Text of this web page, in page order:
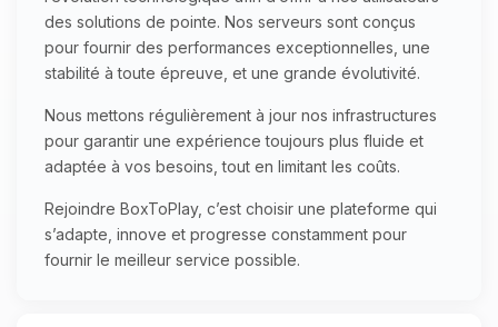
des solutions de pointe. Nos serveurs sont conçus
pour fournir des performances exceptionnelles, une
stabilité à toute épreuve, et une grande évolutivité.
Nous mettons régulièrement à jour nos infrastructures
pour garantir une expérience toujours plus fluide et
adaptée à vos besoins, tout en limitant les coûts.
Rejoindre BoxToPlay, c’est choisir une plateforme qui
s’adapte, innove et progresse constamment pour
fournir le meilleur service possible.